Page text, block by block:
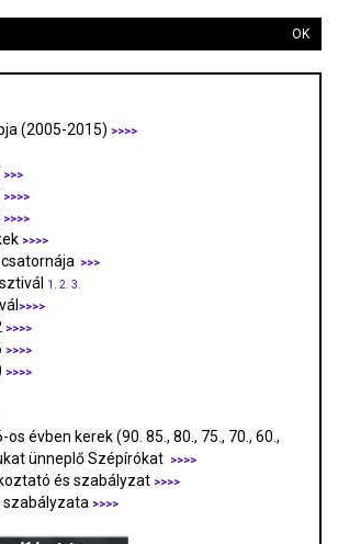
OK
(2005-2015) >>>>
>>>
>>>>
>>>>
>>>>
>>>
1. 2. 3.
>>>>
>>>>
>>>>
>>>>
évben kerek (90. 85., 80., 75., 70., 60.,
ünneplő Szépírókat
>>>>
és szabályzat >>>>
szabályzata >>>>